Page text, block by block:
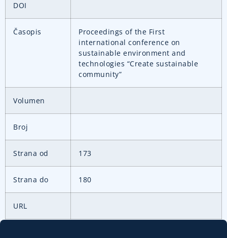
DOI
Časopis
Proceedings of the First
international conference on
sustainable environment and
technologies “Create sustainable
community”
Volumen
Broj
Strana od 173
Strana do 180
URL